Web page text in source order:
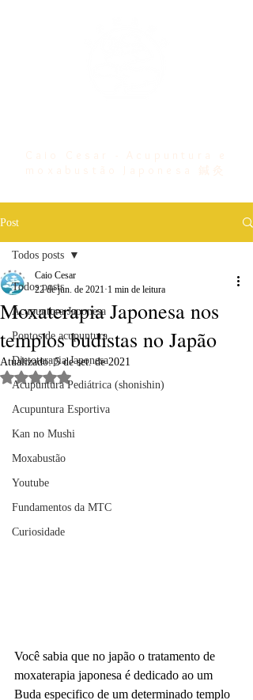
Caio Cesar - Acupuntura e
moxabustão Japonesa 鍼灸
Post
Todos posts
Acupuntura Japonesa
Pontos de acupuntura
Dietoterapia Japonesa
Acupuntura Pediátrica (shonishin)
Acupuntura Esportiva
Kan no Mushi
Moxabustão
Youtube
Fundamentos da MTC
Curiosidade
Todos posts
Moxaterapia Japonesa nos
templos budistas no Japão
Caio Cesar
22 de jun. de 2021 1 min de leitura
Atualizado:5 de set. de 2021
Avaliado com NaN de 5 estrelas.
Você sabia que no japão o tratamento de
moxaterapia japonesa é dedicado ao um
Buda especifico de um determinado templo